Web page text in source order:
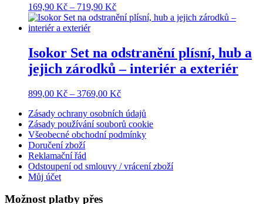
169,90 Kč – 719,90 KčRozpětí
cen:
719,90 Kč
Isokor Set na odstranění plísní, hub a
jejich zárodků – interiér a exteriér
899,00 Kč – 3769,00 KčRozpětí
899,00 Kč
až
3769,00 Kč
Zásady ochrany osobních údajů
Zásady používání souborů cookie
Všeobecné obchodní podmínky
Doručení zboží
Reklamační řád
Odstoupení od smlouvy / vrácení zboží
Můj účet
Možnost platby přes